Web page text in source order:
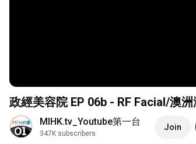
政經美容院 EP 06b - RF Facial/澳
MIHK.tv_Youtube第一台
347K subscribers
Join